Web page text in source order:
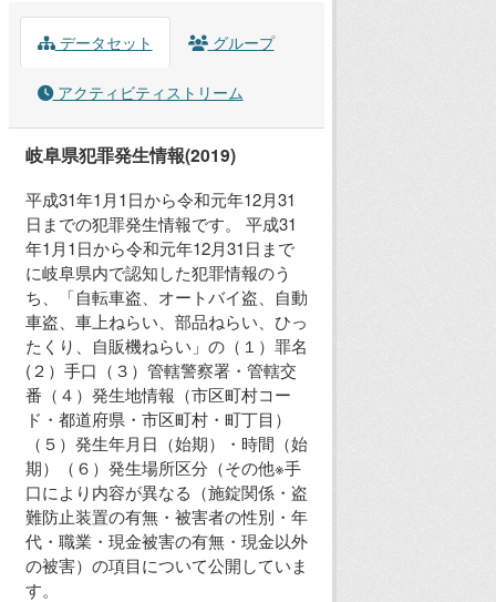
データセット グループ
アクティビティストリーム
岐阜県犯罪発生情報(2019)
平成31年1月1日から令和元年12月31
日までの犯罪発生情報です。 平成31
年1月1日から令和元年12月31日まで
に岐阜県内で認知した犯罪情報のう
ち、「自転車盗、オートバイ盗、自動
車盗、車上ねらい、部品ねらい、ひっ
たくり、自販機ねらい」の（１）罪名
(２）手口（３）管轄警察署・管轄交
番（４）発生地情報（市区町村コー
ド・都道府県・市区町村・町丁目）
（５）発生年月日（始期）・時間（始
期）（６）発生場所区分（その他※手
口により内容が異なる（施錠関係・盗
難防止装置の有無・被害者の性別・年
代・職業・現金被害の有無・現金以外
の被害）の項目について公開していま
す。